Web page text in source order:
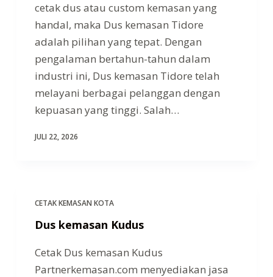
cetak dus atau custom kemasan yang
handal, maka Dus kemasan Tidore
adalah pilihan yang tepat. Dengan
pengalaman bertahun-tahun dalam
industri ini, Dus kemasan Tidore telah
melayani berbagai pelanggan dengan
kepuasan yang tinggi. Salah…
JULI 22, 2026
CETAK KEMASAN KOTA
Dus kemasan Kudus
Cetak Dus kemasan Kudus
Partnerkemasan.com menyediakan jasa